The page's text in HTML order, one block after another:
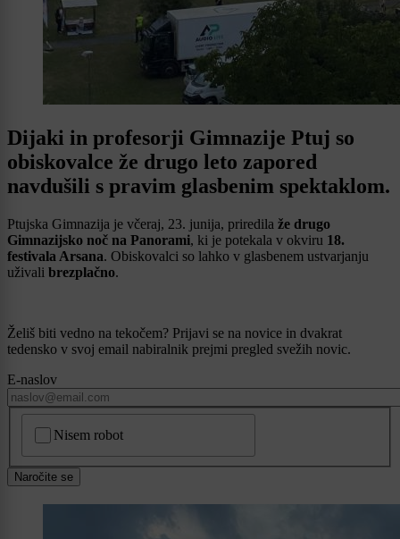
Dijaki in profesorji Gimnazije Ptuj so
obiskovalce že drugo leto zapored
navdušili s pravim glasbenim spektaklom.
Ptujska Gimnazija je včeraj, 23. junija, priredila že drugo
Gimnazijsko noč na Panorami, ki je potekala v okviru 18.
festivala Arsana. Obiskovalci so lahko v glasbenem ustvarjanju
uživali brezplačno.
Želiš biti vedno na tekočem? Prijavi se na novice in dvakrat
tedensko v svoj email nabiralnik prejmi pregled svežih novic.
E-naslov
Nisem robot
Naročite se